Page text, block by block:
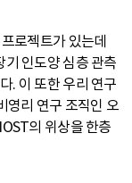
로젝트가 있는데
기 인도양 심층 관측
. 이 또한 우리 연구
영리 연구 조직인 오
의 위상을 한층